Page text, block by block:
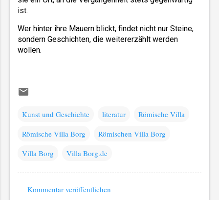
ist.
Wer hinter ihre Mauern blickt, findet nicht nur Steine,
sondern Geschichten, die weitererzählt werden
wollen.
Kunst und Geschichte literatur
Römische Villa
Römische Villa Borg
Römischen Villa Borg
Villa Borg
Villa Borg.de
Kommentar veröffentlichen